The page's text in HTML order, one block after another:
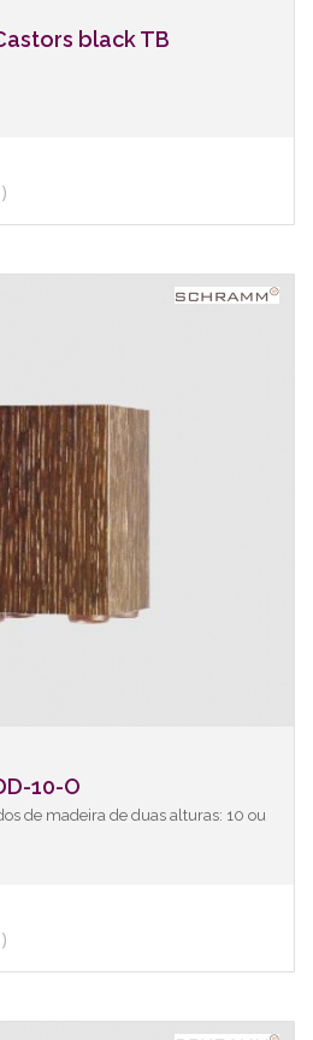
black TB
10-O
de madeira de duas alturas: 10 ou